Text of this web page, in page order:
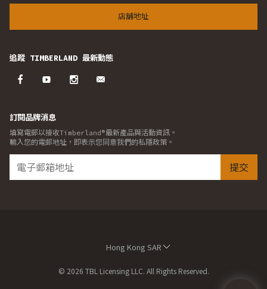
店舖地址
追蹤 TIMBERLAND 最新動態
訂閱品牌消息
填寫電郵以接收Timberland®最新產品與活動資訊。
輸入您的電郵地址，即表示您同意我們的私隱政策。
提交
Hong Kong SAR
© 2026 TBL Licensing LLC. All Rights Reserved.